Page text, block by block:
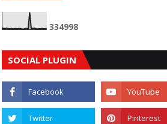
334998
SOCIAL PLUGIN